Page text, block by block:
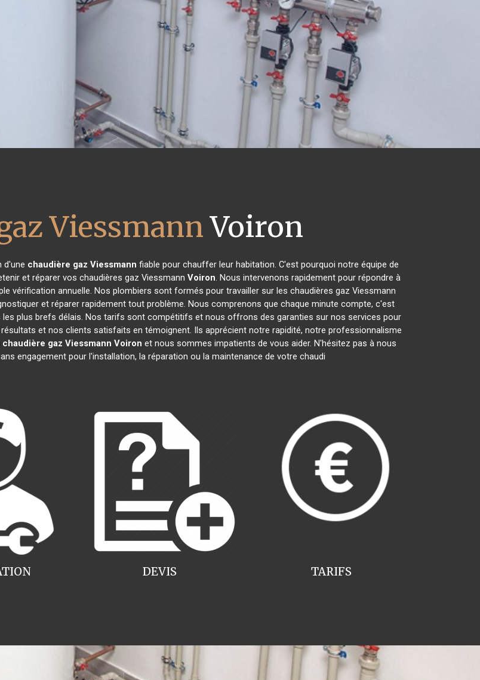
ViessmannVoiron
d'une chaudière gaz Viessmann fiable pour chauffer leur habitation. C'est pourquoi notre équipe de
et réparer vos chaudières gaz Viessmann Voiron. Nous intervenons rapidement pour répondre à
vérification annuelle. Nos plombiers sont formés pour travailler sur les chaudières gaz Viessmann
et réparer rapidement tout problème. Nous comprenons que chaque minute compte, c'est
plus brefs délais. Nos tarifs sont compétitifs et nous offrons des garanties sur nos services pour
et nos clients satisfaits en témoignent. Ils apprécient notre rapidité, notre professionnalisme
chaudière gaz Viessmann Voiron et nous sommes impatients de vous aider. N'hésitez pas à nous
engagement pour l'installation, la réparation ou la maintenance de votre chaudi
TARIFS
DEVIS